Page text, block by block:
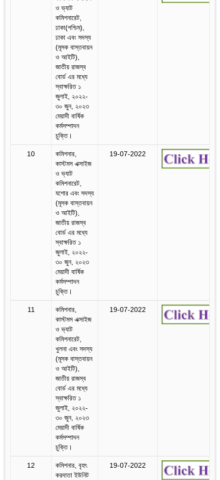
ও ভ্যাট
কমিশনারেট,
ঢাকা(পশ্চিম),
ঢাকা এবং সদস্য
(মূসক বাস্তবায়ন
ও আইটি),
জাতীয় রাজস্ব
বোর্ড এর মধ্যে
স্বাক্ষরিত ১
জুলাই, ২০২২-
৩০ জুন, ২০২৩
মেয়াদী বার্ষিক
কর্মসম্পাদন
চুক্তি।
10
কমিশনার,
কাস্টমস এক্সাইজ
ও ভ্যাট
কমিশনারেট,
যশোর এবং সদস্য
(মূসক বাস্তবায়ন
ও আইটি),
জাতীয় রাজস্ব
বোর্ড এর মধ্যে
স্বাক্ষরিত ১
জুলাই, ২০২২-
৩০ জুন, ২০২৩
মেয়াদী বার্ষিক
কর্মসম্পাদন
চুক্তি।
19-07-2022
11
কমিশনার,
কাস্টমস এক্সাইজ
ও ভ্যাট
কমিশনারেট,
খুলনা এবং সদস্য
(মূসক বাস্তবায়ন
ও আইটি),
জাতীয় রাজস্ব
বোর্ড এর মধ্যে
স্বাক্ষরিত ১
জুলাই, ২০২২-
৩০ জুন, ২০২৩
মেয়াদী বার্ষিক
কর্মসম্পাদন
চুক্তি।
19-07-2022
12
কমিশনার, বৃহৎ
করদাতা ইউনিট
19-07-2022